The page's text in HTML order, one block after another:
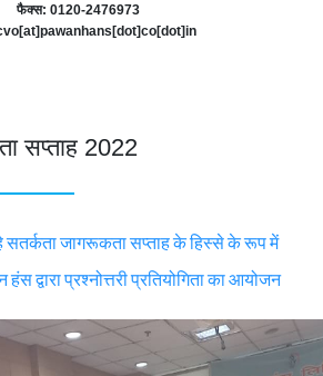
फैक्स: 0120-2476973
सप्ताह 2022
जागरूकता सप्ताह के हिस्से के रूप में
द्वारा प्रश्नोत्तरी प्रतियोगिता का आयोजन